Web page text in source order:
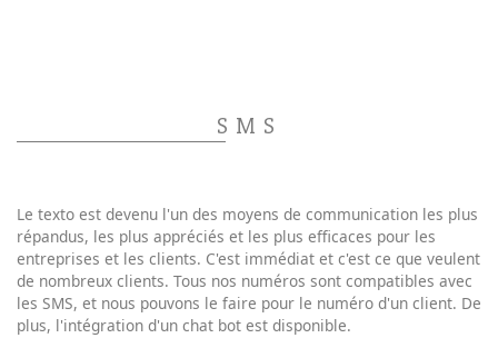
SMS
Le texto est devenu l'un des moyens de communication les plus
répandus, les plus appréciés et les plus efficaces pour les
entreprises et les clients. C'est immédiat et c'est ce que veulent
de nombreux clients. Tous nos numéros sont compatibles avec
les SMS, et nous pouvons le faire pour le numéro d'un client. De
plus, l'intégration d'un chat bot est disponible.